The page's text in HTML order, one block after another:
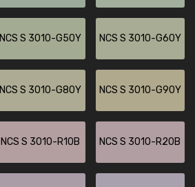
NCS S 3010-G50Y NCS S 3010-G60Y
NCS S 3010-G80Y NCS S 3010-G90Y
NCS S 3010-R10B NCS S 3010-R20B